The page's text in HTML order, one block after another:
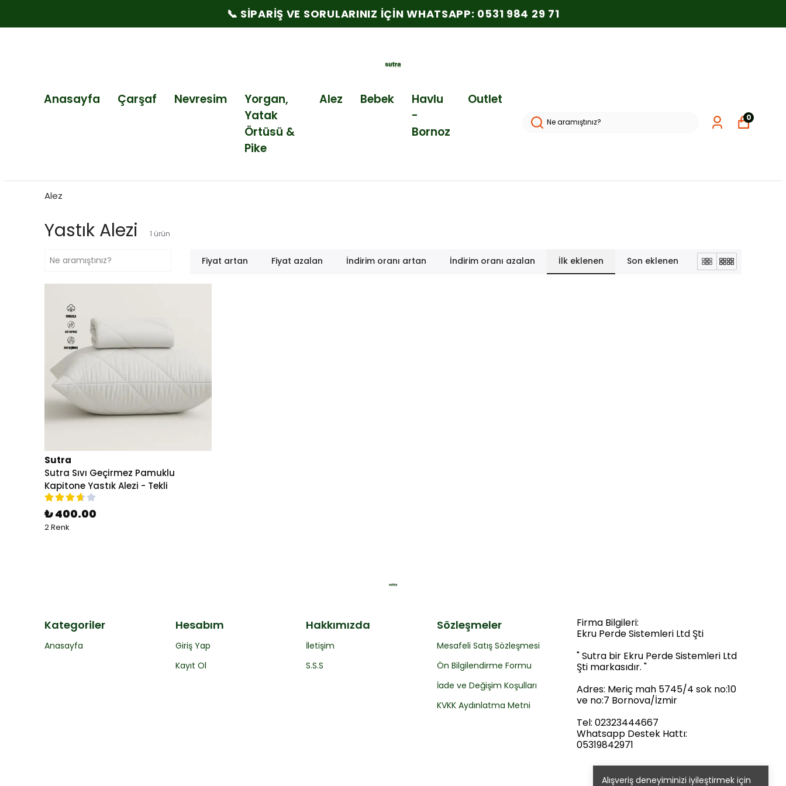
📞 SIPARIŞ VE SORULARINIZ İÇIN WHATSAPP: 0531 984 29 71
Anasayfa Çarşaf Nevresim
Yorgan,
Yatak
Örtüsü &
Pike
Alez Bebek
Havlu
-
Bornoz
Outlet
0
Alışveriş deneyiminizi iyileştirmek için
Alez
Yastık Alezi 1 ürün
Fiyat artan Fiyat azalan İndirim oranı artan İndirim oranı azalan İlk eklenen Son eklenen
Sutra
Sutra Sıvı Geçirmez Pamuklu
Kapitone Yastık Alezi - Tekli
₺ 400.00
2 Renk
Kategoriler
Anasayfa
Hesabım
Giriş Yap
Kayıt Ol
Hakkımızda
İletişim
S.S.S
Sözleşmeler
Mesafeli Satış Sözleşmesi
Ön Bilgilendirme Formu
İade ve Değişim Koşulları
KVKK Aydınlatma Metni
Firma Bilgileri:
Ekru Perde Sistemleri Ltd Şti
" Sutra bir Ekru Perde Sistemleri Ltd
Şti markasıdır. "
Adres: Meriç mah 5745/4 sok no:10
ve no:7 Bornova/İzmir
Tel: 02323444667
Whatsapp Destek Hattı:
05319842971